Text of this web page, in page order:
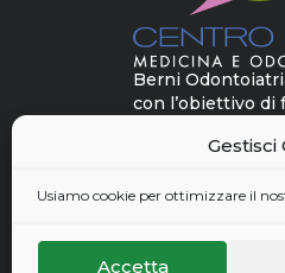
Gestisci
Usiamo cookie per ottimizzare il
Accetta
Berni
con l’obiettivo di
destinato alla
un benessere